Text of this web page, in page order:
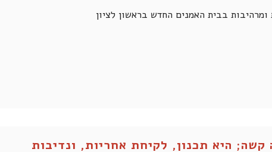
בבית האמנים החדש בראשון לציון
קשה; היא תכנון, לקיחת אחריות, ונדיבות